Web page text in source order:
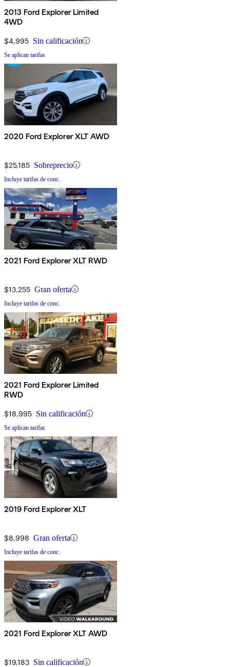
2013 Ford Explorer Limited
4WD
$4,995 Sin calificación
Se aplican tarifas
2020 Ford Explorer XLT AWD
$25,185 Sobreprecio
Incluye tarifas de conc.
2021 Ford Explorer XLT RWD
$13,255 Gran oferta
Incluye tarifas de conc.
2021 Ford Explorer Limited
RWD
$18,995 Sin calificación
Se aplican tarifas
2019 Ford Explorer XLT
$8,998 Gran oferta
Incluye tarifas de conc.
2021 Ford Explorer XLT AWD
$19,183 Sin calificación